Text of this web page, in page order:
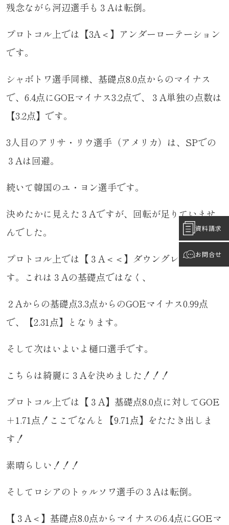
残念ながら河辺選手も３Aは転倒。
プロトコル上では【3A＜】アンダーローテーション
です。
シャボトワ選手同様、基礎点8.0点からのマイナス
で、6.4点にGOEマイナス3.2点で、３A単独の点数は
【3.2点】です。
3人目のアリサ・リウ選手（アメリカ）は、SPでの
３Aは回避。
続いて韓国のユ・ヨン選手です。
決めたかに見えた３Aですが、回転が足りていませ
んでした。
プロトコル上では【３A＜＜】ダウングレードで
す。これは３Aの基礎点ではなく、
２Aからの基礎点3.3点からのGOEマイナス0.99点
で、【2.31点】となります。
そして次はいよいよ樋口選手です。
こちらは綺麗に３Aを決めました！！！
プロトコル上では【３A】基礎点8.0点に対してGOE
＋1.71点！ここでなんと【9.71点】をたたき出しま
す！
素晴らしい！！！
そしてロシアのトゥルソワ選手の３Aは転倒。
【３A＜】基礎点8.0点からマイナスの6.4点にGOEマ
資料請求
お問合せ